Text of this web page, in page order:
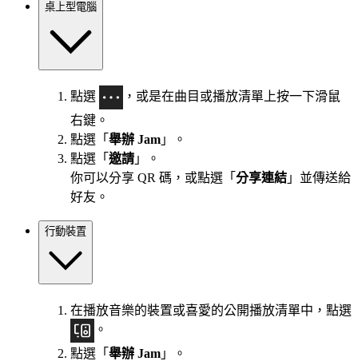
桌上型電腦
點選
，或是在曲目或播放清單上按一下滑鼠
右鍵。
點選「 舉辦 Jam 」。
點選「 邀請 」。
你可以分享 QR 碼，或點選「 分享連結 」並傳送給
好友。
行動裝置
在播放音樂的裝置或喜愛的公開播放清單中，點選
。
點選「 舉辦 Jam 」。